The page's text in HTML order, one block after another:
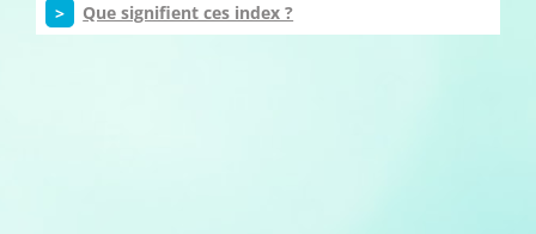
> Que signifient ces index ?